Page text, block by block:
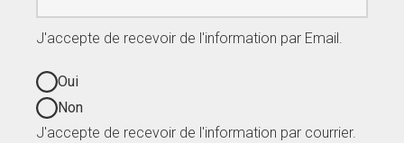
J'accepte de recevoir de l'information par Email.
Oui
Non
J'accepte de recevoir de l'information par courrier.